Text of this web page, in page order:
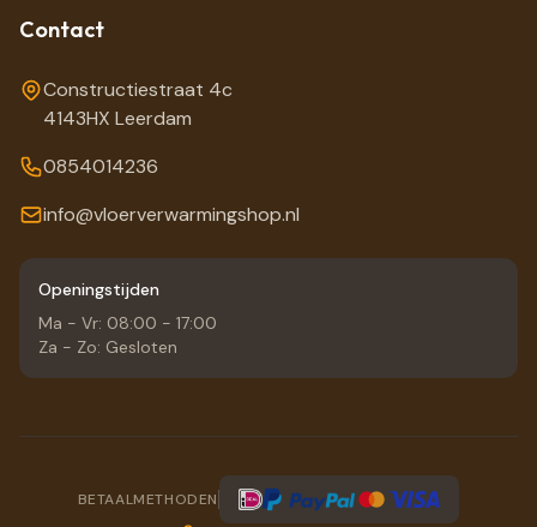
Contact
Constructiestraat 4c
4143HX Leerdam
0854014236
info@vloerverwarmingshop.nl
Openingstijden
Ma - Vr: 08:00 - 17:00
Za - Zo: Gesloten
BETAALMETHODEN